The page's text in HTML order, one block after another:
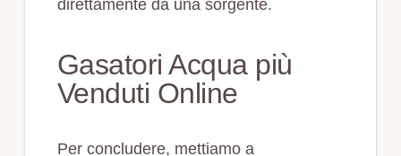
direttamente da una sorgente.
Gasatori Acqua più
Venduti Online
Per concludere, mettiamo a